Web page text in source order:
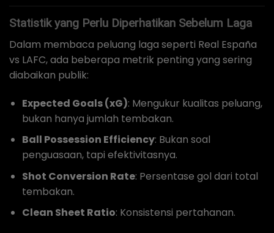
Statistik yang Perlu Diperhatikan Sebelum Laga
Dalam membaca peluang laga seperti Real España
vs LAFC, ada beberapa metrik penting yang sering
diabaikan publik:
Expected Goals (xG): Mengukur kualitas peluang,
bukan hanya jumlah tembakan.
Ball Possession Efficiency: Bukan soal
penguasaan, tapi efektivitasnya.
Shot Conversion Rate: Persentase gol dari total
tembakan.
Clean Sheet Ratio: Konsistensi pertahanan.